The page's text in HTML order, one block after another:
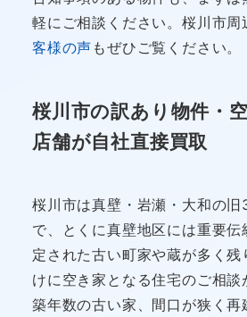
軽にご相談ください。桜川市周
客様の声 もぜひご覧ください。
桜川市の訳あり物件・
店舗が自社直接買取
桜川市は真壁・岩瀬・大和の
で、とくに真壁地区には重要伝
定された古い町家や蔵が多く
けに空き家となる住宅のご相談
築年数の古い家、間口が狭く再